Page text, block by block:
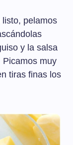
pelamos
y la salsa
Picamos muy
tiras finas los